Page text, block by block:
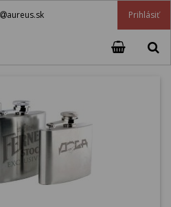
aureus.sk Prihlásiť